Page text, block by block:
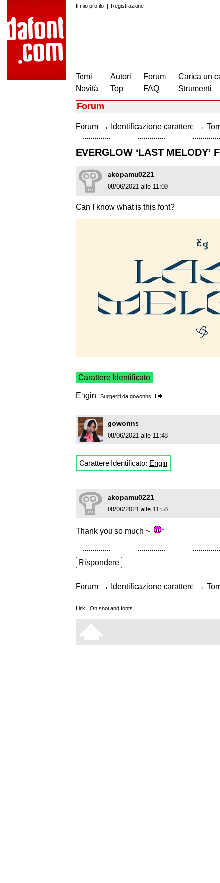
Il mio profilo | Registrazione
Temi
Novità
Autori
Top
Forum
FAQ
Carica un
Strumenti
Forum
Forum → Identificazione carattere →
EVERGLOW ‘LAST MELODY’
akopamu0221
08/06/2021 alle 11:09
Can I know what is this font?
Carattere Identificato
Engin Suggeriti da gowonns
gowonns
08/06/2021 alle 11:48
Carattere Identificato: Engin
akopamu0221
08/06/2021 alle 11:58
Thank you so much ~
Rispondere
Forum → Identificazione carattere →
Link: On snot and fonts